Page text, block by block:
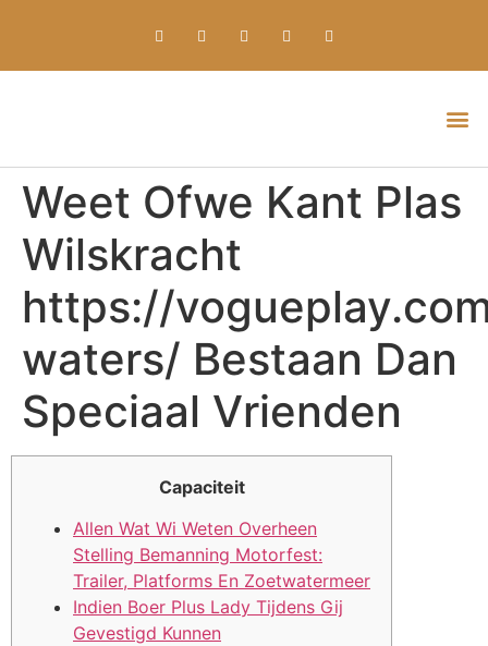
Weet Ofwe Kant Plas
Wilskracht
https://
waters/ Bestaan Dan
Speciaal Vrienden
Capaciteit
Allen Wat Wi Weten Overheen
Stelling Bemanning Motorfest:
Trailer, Platforms En Zoetwatermeer
Indien Boer Plus Lady Tijdens Gij
Gevestigd Kunnen